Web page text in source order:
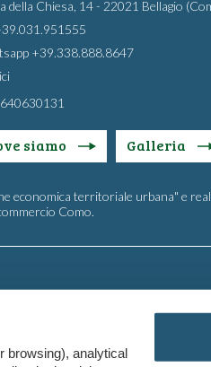
browsing), analytical
della Chiesa, 14 - 22021 Bellagio
+39.338.888.8647
siamo Galleria
economica territoriale urbana" e
Como.